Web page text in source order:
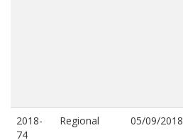
2018-
74
Regional 05/09/2018